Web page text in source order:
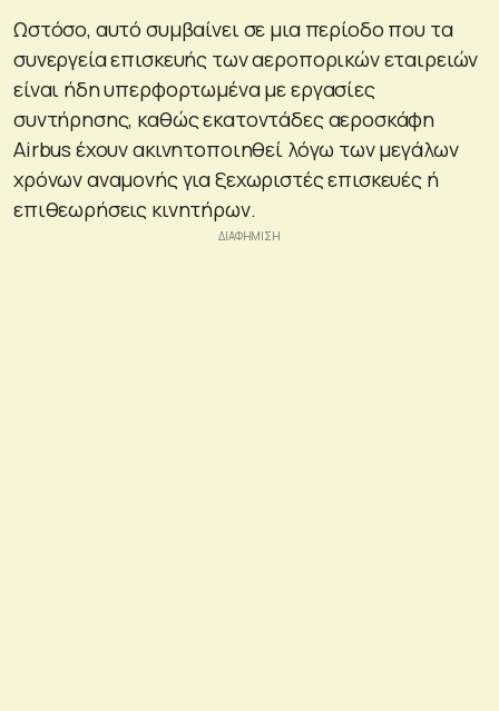
Ωστόσο, αυτό συμβαίνει σε μια περίοδο που τα
συνεργεία επισκευής των αεροπορικών εταιρειών
είναι ήδη υπερφορτωμένα με εργασίες
συντήρησης, καθώς εκατοντάδες αεροσκάφη
Airbus έχουν ακινητοποιηθεί λόγω των μεγάλων
χρόνων αναμονής για ξεχωριστές επισκευές ή
επιθεωρήσεις κινητήρων.